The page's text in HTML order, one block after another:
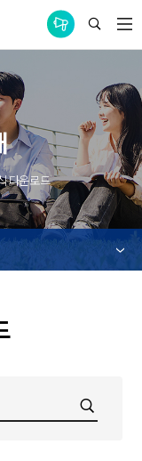
통합공지사항
다운로드